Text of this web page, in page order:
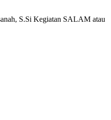
S.Si Kegiatan SALAM atau